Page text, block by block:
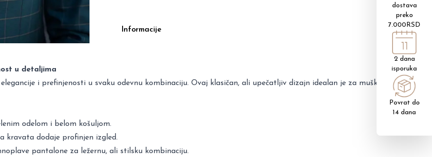
Informacije
u detaljima
i prefinjenosti u svaku odevnu kombinaciju. Ovaj klasičan, ali upečatljiv dizajn idealan je za muškarce koji
odelom i belom košuljom.
kravata dodaje profinjen izgled.
pantalone za ležernu, ali stilsku kombinaciju.
dostava
preko
7.000RSD
2 dana
isporuka
Povrat do
14 dana